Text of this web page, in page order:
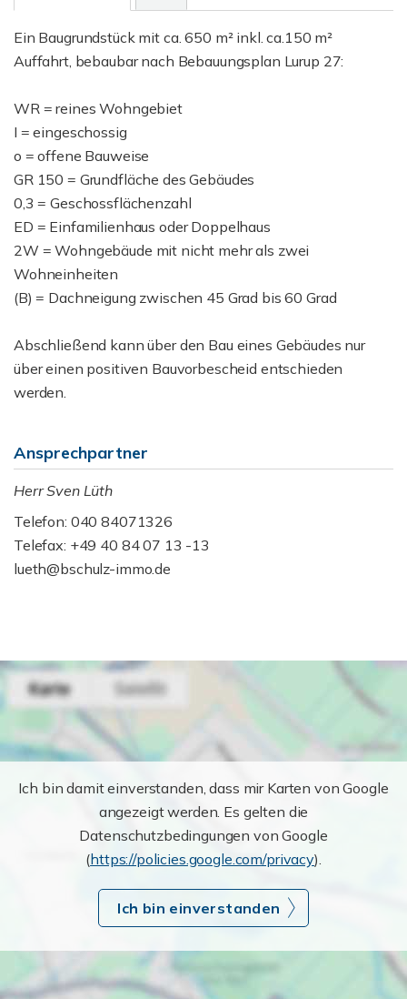
Ein Baugrundstück mit ca. 650 m² inkl. ca.150 m²
Auffahrt, bebaubar nach Bebauungsplan Lurup 27:
WR = reines Wohngebiet
I = eingeschossig
o = offene Bauweise
GR 150 = Grundfläche des Gebäudes
0,3 = Geschossflächenzahl
ED = Einfamilienhaus oder Doppelhaus
2W = Wohngebäude mit nicht mehr als zwei
Wohneinheiten
(B) = Dachneigung zwischen 45 Grad bis 60 Grad
Abschließend kann über den Bau eines Gebäudes nur
über einen positiven Bauvorbescheid entschieden
werden.
Ansprechpartner
Herr Sven Lüth
Telefon: 040 84071326
Telefax: +49 40 84 07 13 -13
lueth@bschulz-immo.de
Ich bin damit einverstanden, dass mir Karten von Google
angezeigt werden. Es gelten die
Datenschutzbedingungen von Google
(https://policies.google.com/privacy).
Ich bin einverstanden